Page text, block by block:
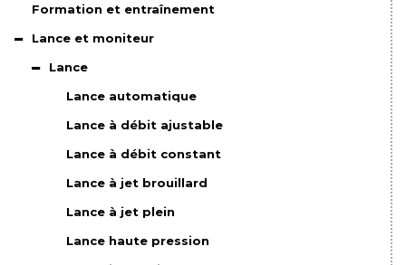
Formation et entraînement
Lance et moniteur
Lance
Lance automatique
Lance à débit ajustable
Lance à débit constant
Lance à jet brouillard
Lance à jet plein
Lance haute pression